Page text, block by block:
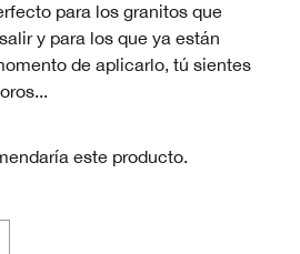
para los granitos que
y para los que ya están
de aplicarlo, tú sientes
este producto.